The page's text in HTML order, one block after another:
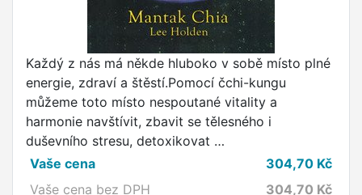
Každý z nás má někde hluboko v sobě místo plné
energie, zdraví a štěstí.Pomocí čchi-kungu
můžeme toto místo nespoutané vitality a
harmonie navštívit, zbavit se tělesného i
duševního stresu, detoxikovat …
Vaše cena
304,70 Kč
Vaše cena bez DPH
304,70 Kč